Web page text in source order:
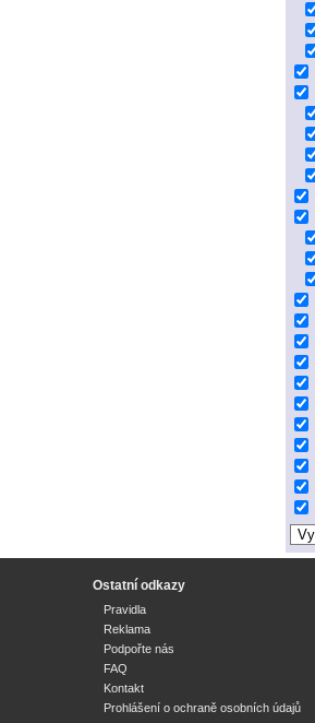
Ostatní odkazy
Pravidla
Reklama
Podpořte nás
FAQ
Kontakt
Prohlášení o ochraně osobních údajů